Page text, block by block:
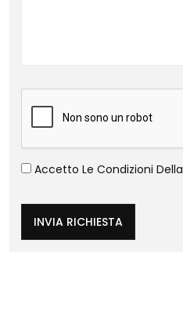
Accetto Le Condizioni Della
INVIA RICHIESTA